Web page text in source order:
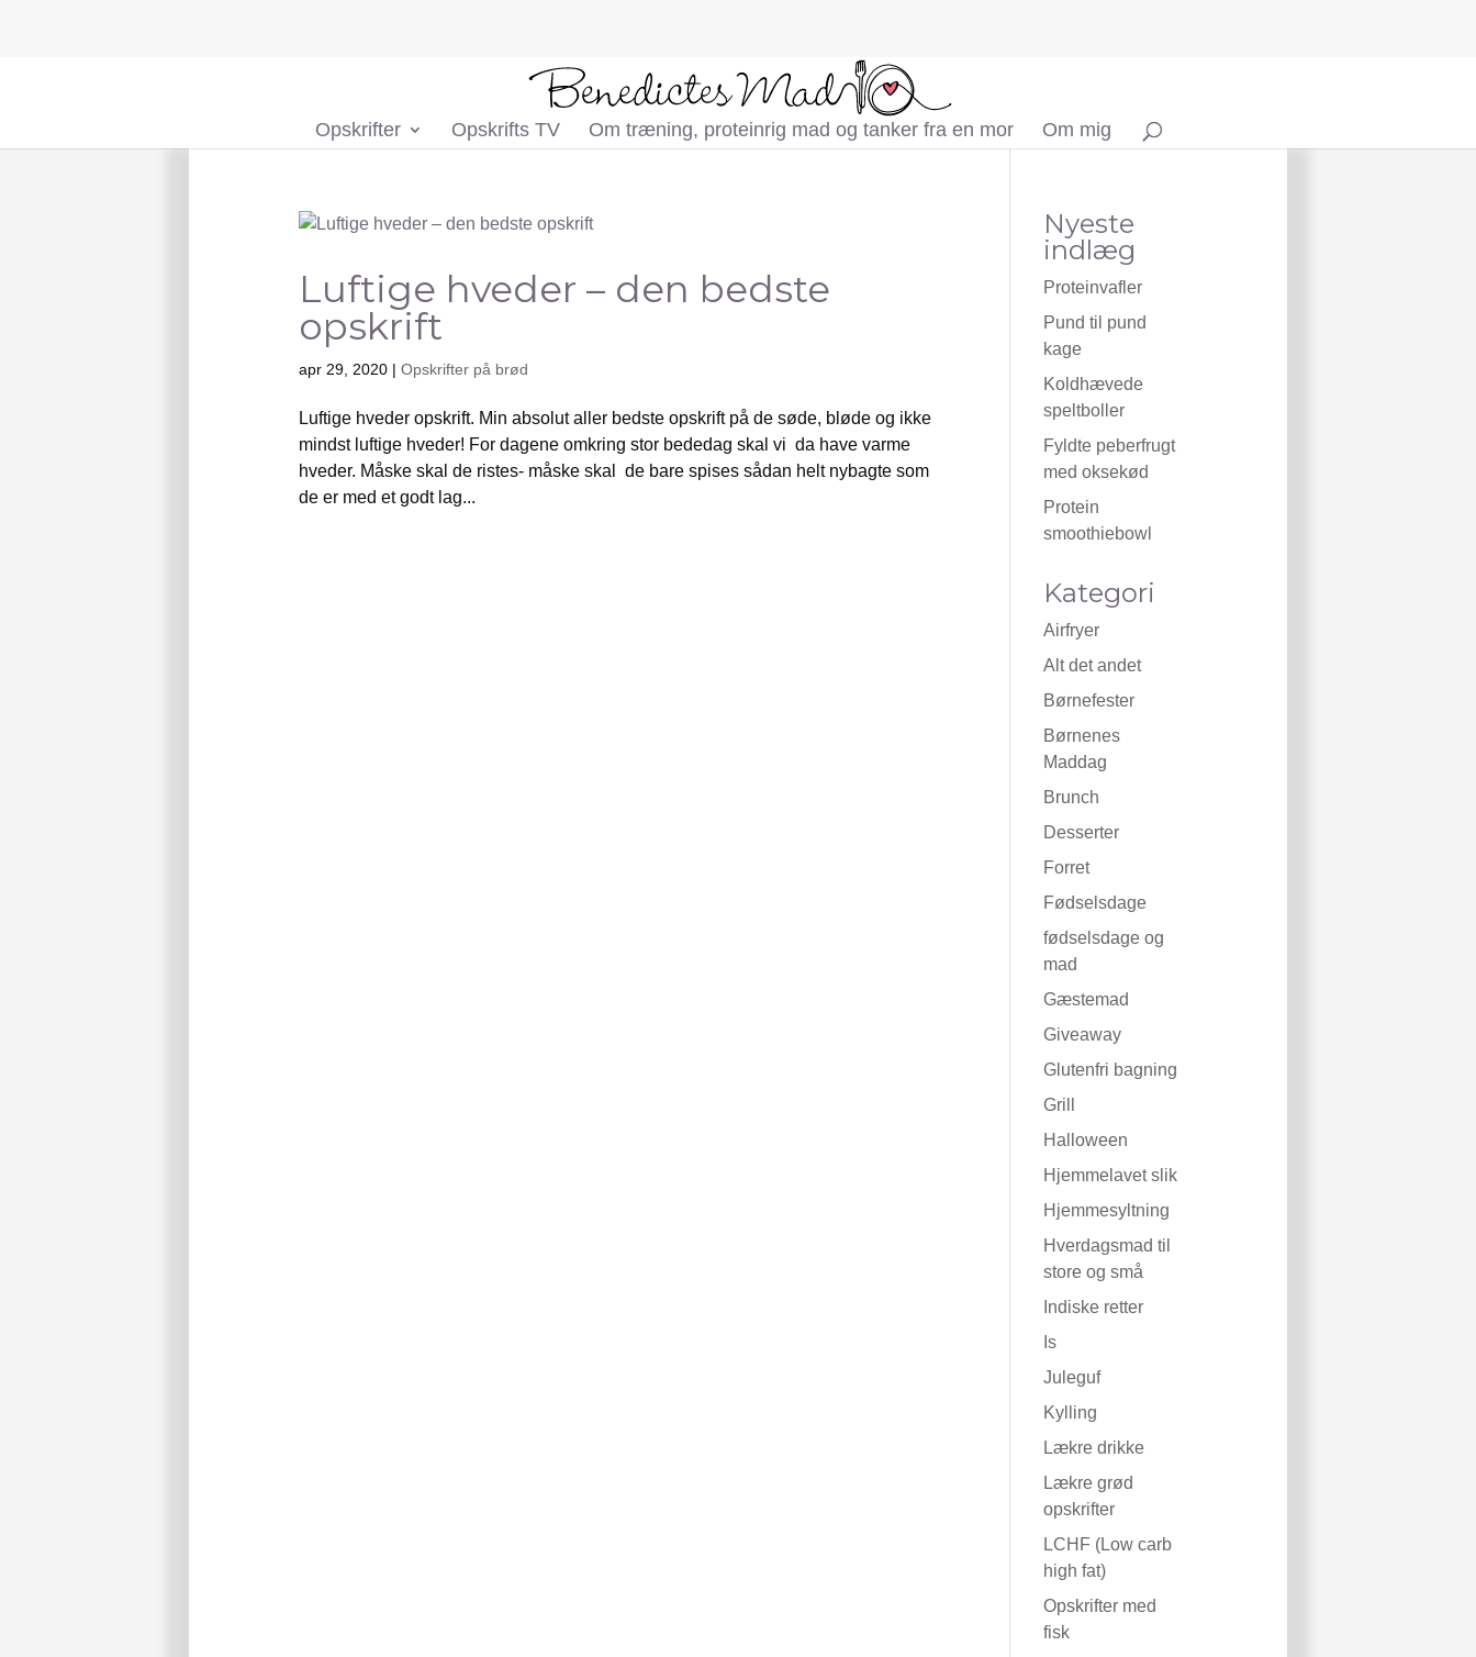
Opskrifter Opskrifts TV Om træning, proteinrig mad og tanker fra en mor Om mig
Luftige hveder – den bedste
opskrift
apr 29, 2020 | Opskrifter på brød
Luftige hveder opskrift. Min absolut aller bedste opskrift på de søde, bløde og ikke
mindst luftige hveder! For dagene omkring stor bededag skal vi da have varme
hveder. Måske skal de ristes- måske skal de bare spises sådan helt nybagte som
de er med et godt lag...
Nyeste
indlæg
Proteinvafler
Pund til pund
kage
Koldhævede
speltboller
Fyldte peberfrugt
med oksekød
Protein
smoothiebowl
Kategori
Airfryer
Alt det andet
Børnefester
Børnenes
Maddag
Brunch
Desserter
Forret
Fødselsdage
fødselsdage og
mad
Gæstemad
Giveaway
Glutenfri bagning
Grill
Halloween
Hjemmelavet slik
Hjemmesyltning
Hverdagsmad til
store og små
Indiske retter
Is
Juleguf
Kylling
Lækre drikke
Lækre grød
opskrifter
LCHF (Low carb
high fat)
Opskrifter med
fisk